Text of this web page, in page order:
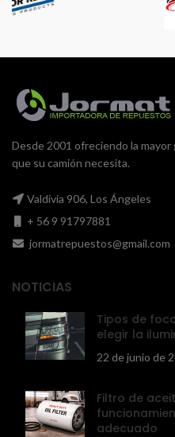
Desde 2001 ofreciendo la
que su camión necesita.
Valdivia 906, Los Ángeles
+ 56 9 91797881
jormatrepuestos@gmail.com
NOTICIAS
Tipos de
elegir la
22 de junio de
Filtro de
adecuado